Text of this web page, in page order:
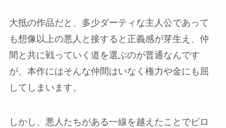
大抵の作品だと、多少ダーティな主人公であって
も想像以上の悪人と接すると正義感が芽生え、仲
間と共に戦っていく道を選ぶのが普通なんです
が、本作にはそんな仲間はいなく権力や金にも屈
してしまいます。
しかし、悪人たちがある一線を越えたことでピロ